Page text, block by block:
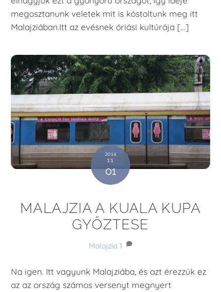
megosztanunk veletek mit is kóstoltunk meg itt
Malajziában.Itt az evésnek óriási kultúrája […]
2014
11
01
MALAJZIA A KUALA KUPA
GYŐZTESE
Malajzia 1
Na igen. Itt vagyunk Malajziába, és azt érezzük ez
az az ország számos versenyt megnyert